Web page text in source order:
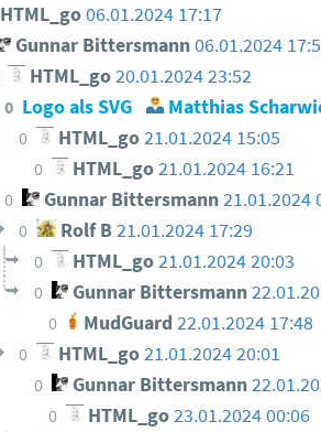
HTML_go06.01.2024 17:17
Gunnar Bittersmann 06.01.2024
HTML_go20.01.2024 23:52
0 Logo als SVG Matthias
0 HTML_go21.01.2024 15:05
0 HTML_go21.01.2024 16:21
0 Gunnar Bittersmann21.01.2024
0 Rolf B21.01.2024 17:29
0 HTML_go21.01.2024 20:03
0 Gunnar Bittersmann
0 MudGuard 22.01.2024 17:48
0 HTML_go21.01.2024 20:01
0 Gunnar Bittersmann
0 HTML_go 23.01.2024 00:06